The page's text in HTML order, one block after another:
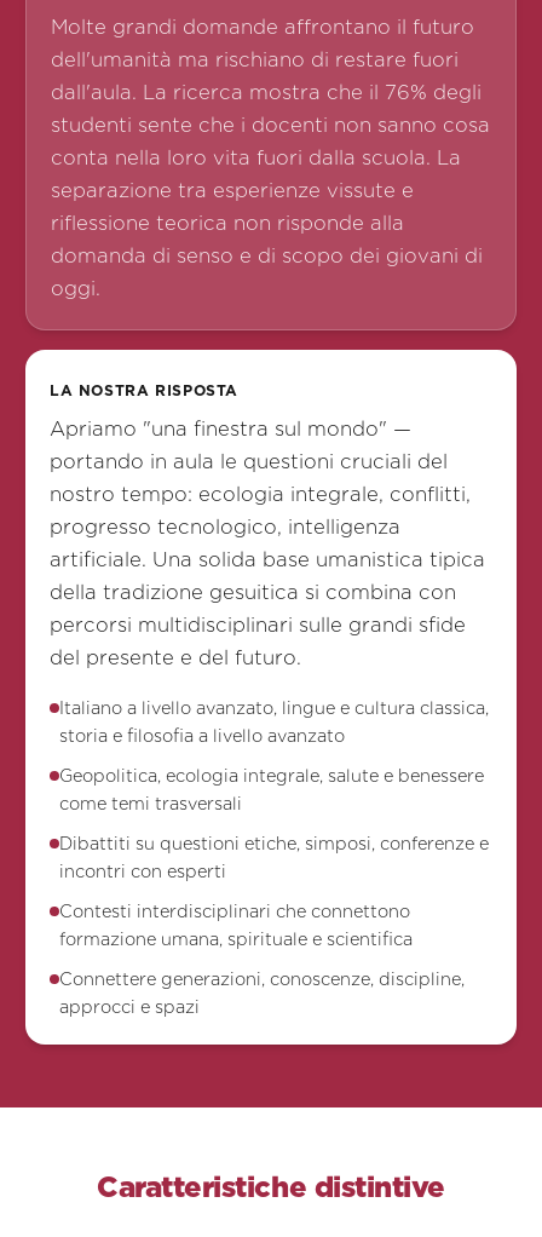
Molte grandi domande affrontano il futuro
dell'umanità ma rischiano di restare fuori
dall'aula. La ricerca mostra che il 76% degli
studenti sente che i docenti non sanno cosa
conta nella loro vita fuori dalla scuola. La
separazione tra esperienze vissute e
riflessione teorica non risponde alla
domanda di senso e di scopo dei giovani di
oggi.
LA NOSTRA RISPOSTA
Apriamo "una finestra sul mondo" —
portando in aula le questioni cruciali del
nostro tempo: ecologia integrale, conflitti,
progresso tecnologico, intelligenza
artificiale. Una solida base umanistica tipica
della tradizione gesuitica si combina con
percorsi multidisciplinari sulle grandi sfide
del presente e del futuro.
Italiano a livello avanzato, lingue e cultura classica,
storia e filosofia a livello avanzato
Geopolitica, ecologia integrale, salute e benessere
come temi trasversali
Dibattiti su questioni etiche, simposi, conferenze e
incontri con esperti
Contesti interdisciplinari che connettono
formazione umana, spirituale e scientifica
Connettere generazioni, conoscenze, discipline,
approcci e spazi
Caratteristiche distintive